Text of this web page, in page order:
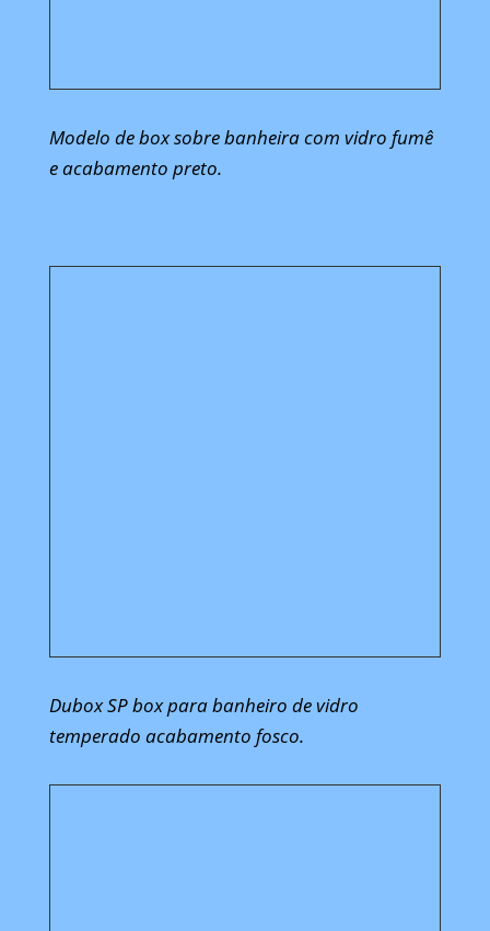
Modelo de box sobre banheira com vidro fumê
e acabamento preto.
Dubox SP box para banheiro de vidro
temperado acabamento fosco.